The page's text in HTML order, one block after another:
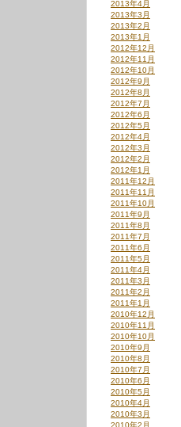
2013年4月
2013年3月
2013年2月
2013年1月
2012年12月
2012年11月
2012年10月
2012年9月
2012年8月
2012年7月
2012年6月
2012年5月
2012年4月
2012年3月
2012年2月
2012年1月
2011年12月
2011年11月
2011年10月
2011年9月
2011年8月
2011年7月
2011年6月
2011年5月
2011年4月
2011年3月
2011年2月
2011年1月
2010年12月
2010年11月
2010年10月
2010年9月
2010年8月
2010年7月
2010年6月
2010年5月
2010年4月
2010年3月
2010年2月